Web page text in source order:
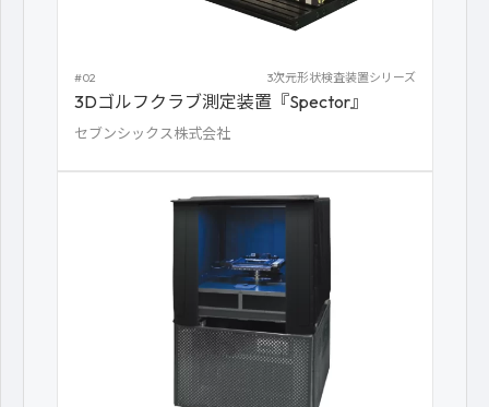
#02 3次元形状検査装置シリーズ
3Dゴルフクラブ測定装置『Spector』
セブンシックス株式会社